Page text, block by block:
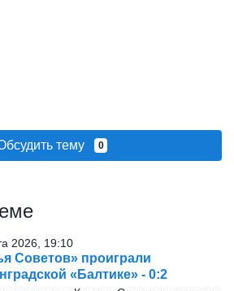
тему 0
2026, 19:10
Советов» проиграли
«Балтике» - 0:2